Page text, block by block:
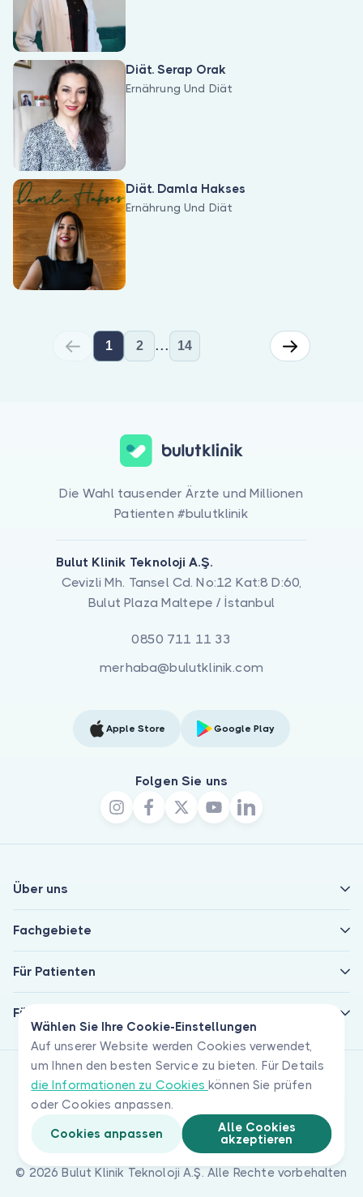
Diät. Serap Orak
Ernährung Und Diät
Diät. Damla Hakses
Ernährung Und Diät
1 2 ... 14
Wählen Sie Ihre Cookie-Einstellungen
Auf unserer Website werden Cookies verwendet,
um Ihnen den besten Service zu bieten. Für Details
die Informationen zu Cookieskönnen Sie prüfen
oder Cookies anpassen.
Cookies anpassen
Alle Cookies
akzeptieren
Die Wahl tausender Ärzte und Millionen
Patienten #bulutklinik
Bulut Klinik Teknoloji A.Ş.
Cevizli Mh. Tansel Cd. No:12 Kat:8 D:60,
Bulut Plaza Maltepe / İstanbul
0850 711 11 33
merhaba@bulutklinik.com
Apple Store Google Play
Folgen Sie uns
Über uns
Fachgebiete
Für Patienten
Für Ärzte
© 2026 Bulut Klinik Teknoloji A.Ş. Alle Rechte vorbehalten